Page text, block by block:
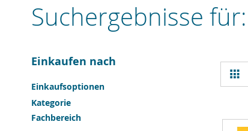
Suchergebnisse
Einkaufen nach
Einkaufsoptionen
Kategorie
Fachbereich